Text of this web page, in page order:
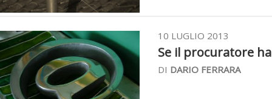
10 LUGLIO 2013
Se il procuratore
DI DARIO FERRARA